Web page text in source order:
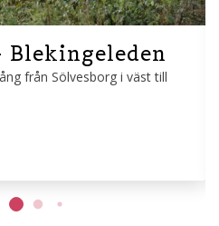
från Sölvesborg i väst till